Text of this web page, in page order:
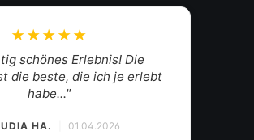
★★★★★
des Vertrauens. Der
Wohlfühlen mit herzlichem
Gesp..."
19.03.2026